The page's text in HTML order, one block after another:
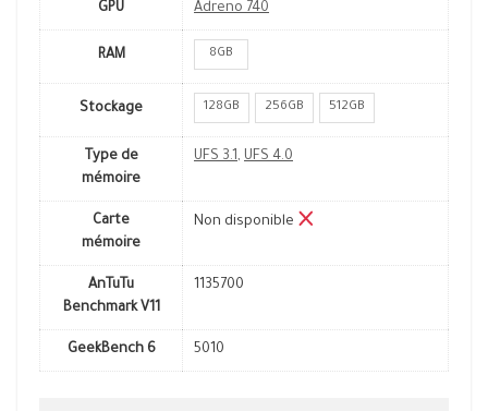
GPU Adreno 740
RAM 8GB
Stockage 128GB 256GB 512GB
Type de
mémoire
UFS 3.1, UFS 4.0
Carte
mémoire
Non disponible
AnTuTu
Benchmark V11
1135700
GeekBench 6 5010